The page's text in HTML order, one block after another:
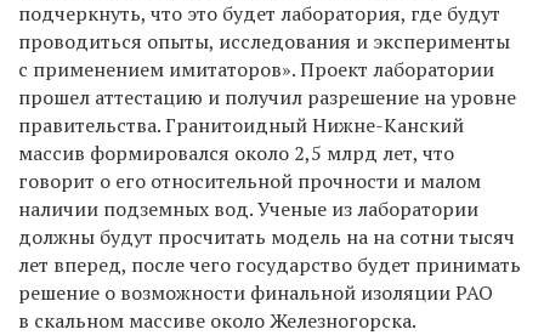
подчеркнуть, что это будет лаборатория, где будут
проводиться опыты, исследования и эксперименты
с применением имитаторов». Проект лаборатории
прошел аттестацию и получил разрешение на уровне
правительства. Гранитоидный Нижне-Канский
массив формировался около 2,5 млрд лет, что
говорит о его относительной прочности и малом
наличии подземных вод. Ученые из лаборатории
должны будут просчитать модель на на сотни тысяч
лет вперед, после чего государство будет принимать
решение о возможности финальной изоляции РАО
в скальном массиве около Железногорска.